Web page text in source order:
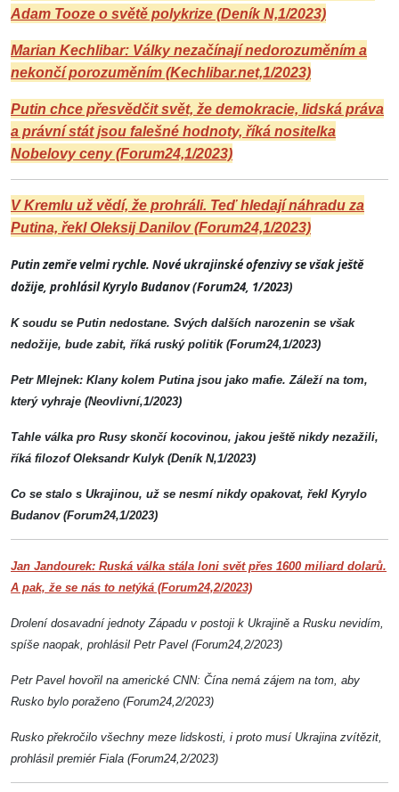
Adam Tooze o světě polykrize (Deník N,1/2023)
Marian Kechlibar: Války nezačínají nedorozuměním a
nekončí porozuměním (Kechlibar.net,1/2023)
Putin chce přesvědčit svět, že demokracie, lidská práva
a právní stát jsou falešné hodnoty, říká nositelka
Nobelovy ceny (Forum24,1/2023)
V Kremlu už vědí, že prohráli. Teď hledají náhradu za
Putina, řekl Oleksij Danilov (Forum24,1/2023)
Putin zemře velmi rychle. Nové ukrajinské ofenzivy se však ještě
dožije, prohlásil Kyrylo Budanov (Forum24, 1/2023)
K soudu se Putin nedostane. Svých dalších narozenin se však
nedožije, bude zabit, říká ruský politik (Forum24,1/2023)
Petr Mlejnek: Klany kolem Putina jsou jako mafie. Záleží na tom,
který vyhraje (Neovlivní,1/2023)
Tahle válka pro Rusy skončí kocovinou, jakou ještě nikdy nezažili,
říká filozof Oleksandr Kulyk (Deník N,1/2023)
Co se stalo s Ukrajinou, už se nesmí nikdy opakovat, řekl Kyrylo
Budanov (Forum24,1/2023)
Jan Jandourek: Ruská válka stála loni svět přes 1600 miliard dolarů.
A pak, že se nás to netýká (Forum24,2/2023)
Drolení dosavadní jednoty Západu v postoji k Ukrajině a Rusku nevidím,
spíše naopak, prohlásil Petr Pavel (Forum24,2/2023)
Petr Pavel hovořil na americké CNN: Čína nemá zájem na tom, aby
Rusko bylo poraženo (Forum24,2/2023)
Rusko překročilo všechny meze lidskosti, i proto musí Ukrajina zvítězit,
prohlásil premiér Fiala (Forum24,2/2023)